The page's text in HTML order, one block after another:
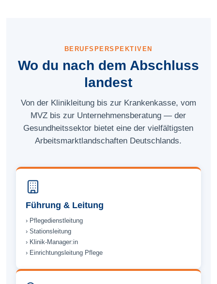
BERUFSPERSPEKTIVEN
Wo du nach dem Abschluss
landest
Von der Klinik­leitung bis zur Kranken­kasse, vom
MVZ bis zur Unternehmens­beratung — der
Gesundheitssektor bietet eine der vielfältigsten
Arbeitsmarkt­landschaften Deutschlands.
Führung & Leitung
› Pflege­dienstleitung
› Stations­leitung
› Klinik-Manager:in
› Einrichtungs­leitung Pflege